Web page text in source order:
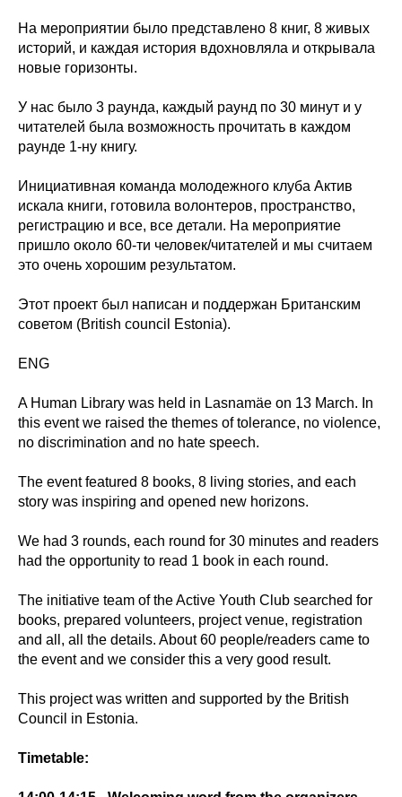
На мероприятии было представлено 8 книг, 8 живых
историй, и каждая история вдохновляла и открывала
новые горизонты.
У нас было 3 раунда, каждый раунд по 30 минут и у
читателей была возможность прочитать в каждом
раунде 1-ну книгу.
Инициативная команда молодежного клуба Актив
искала книги, готовила волонтеров, пространство,
регистрацию и все, все детали. На мероприятие
пришло около 60-ти человек/читателей и мы считаем
это очень хорошим результатом.
Этот проект был написан и поддержан Британским
советом (British council Estonia).
ENG
A Human Library was held in Lasnamäe on 13 March. In
this event we raised the themes of tolerance, no violence,
no discrimination and no hate speech.
The event featured 8 books, 8 living stories, and each
story was inspiring and opened new horizons.
We had 3 rounds, each round for 30 minutes and readers
had the opportunity to read 1 book in each round.
The initiative team of the Active Youth Club searched for
books, prepared volunteers, project venue, registration
and all, all the details. About 60 people/readers came to
the event and we consider this a very good result.
This project was written and supported by the British
Council in Estonia.
Timetable: